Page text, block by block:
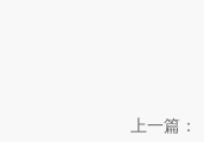
上一篇：